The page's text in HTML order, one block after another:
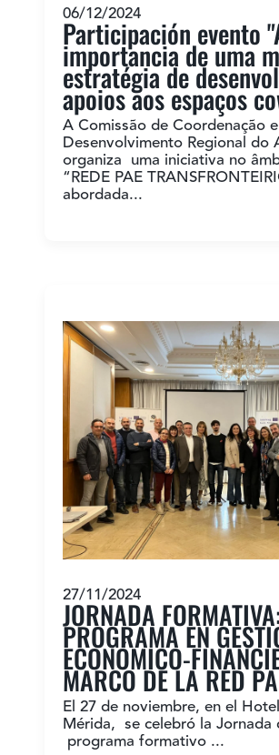
06/12/2024
Participación evento
importancia de uma
estratégia de
apoios aos espaços
A Comissão de Coordenação e
Desenvolvimento Regional do
organiza uma iniciativa no
“REDE PAE
abordada...
27/11/2024
JORNADA
PROGRAMA EN
ECONÓMICO-
MARCO DE LA RED
El 27 de noviembre, en el
Mérida, se celebró la Jornada
programa formativo ...